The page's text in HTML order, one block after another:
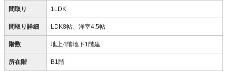
間取り 1LDK
間取り詳細 LDK8帖、洋室4.5帖
階数 地上4階地下1階建
所在階 B1階